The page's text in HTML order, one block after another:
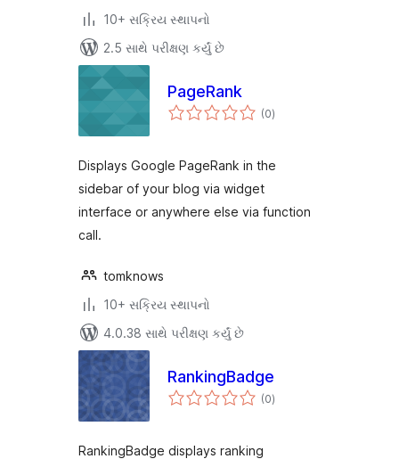
10+ સક્રિય સ્થાપનો
2.5 સાથે પરીક્ષણ કર્યું છે
PageRank
(0કુલ
રેટિંગ્સ
)
Displays Google PageRank in the
sidebar of your blog via widget
interface or anywhere else via function
call.
tomknows
10+ સક્રિય સ્થાપનો
4.0.38 સાથે પરીક્ષણ કર્યું છે
RankingBadge
(0કુલ
રેટિંગ્સ
)
RankingBadge displays ranking